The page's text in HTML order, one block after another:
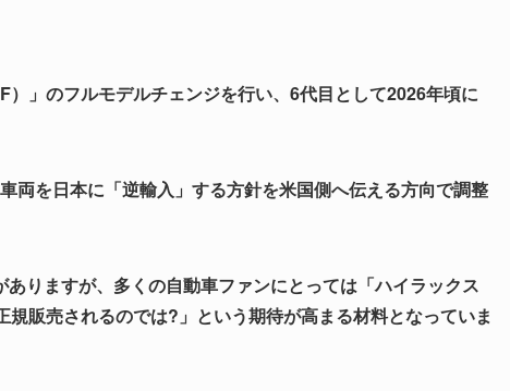
」のフルモデルチェンジを行い、6代目として2026年頃に
両を日本に「逆輸入」する方針を米国側へ伝える方向で調整
りますが、多くの自動車ファンにとっては「ハイラックス
販売されるのでは?」という期待が高まる材料となっていま